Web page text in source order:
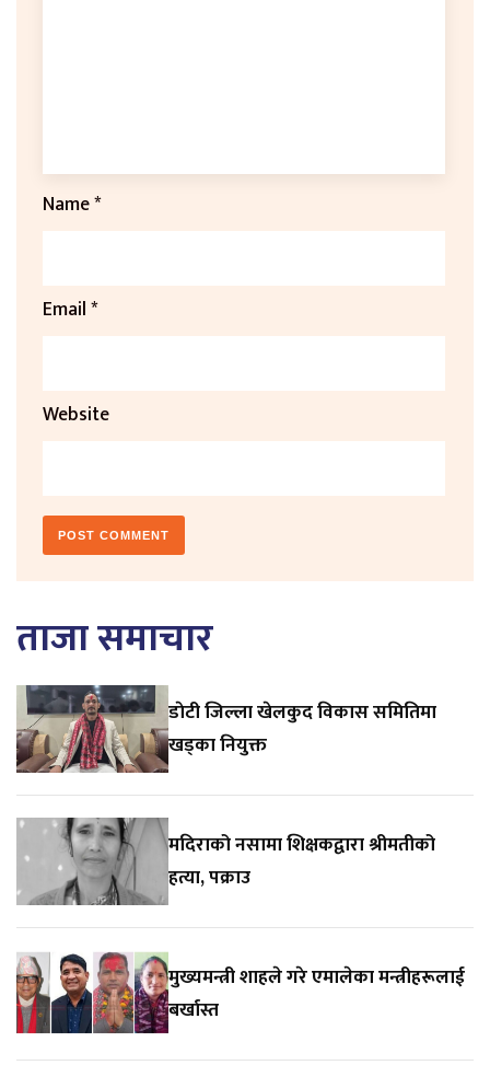
Name*
Email*
Website
ताजा समाचार
डाेटी जिल्ला खेलकुद विकास समितिमा
खड्का नियुक्त
मदिराको नसामा शिक्षकद्वारा श्रीमतीको
हत्या, पक्राउ
मुख्यमन्त्री शाहले गरे एमालेका मन्त्रीहरूलाई
बर्खास्त